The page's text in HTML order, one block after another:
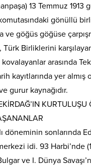
13 Temmuz 1913
gönüllü
ve göğüs göğüse
Türk Birliklerini
arasında
kayıtlarında yer almış
gurur kaynağıdır.
KURTULUŞU
döneminin sonlarında
idi. 93 Harbi’nde
ve I. Dünya